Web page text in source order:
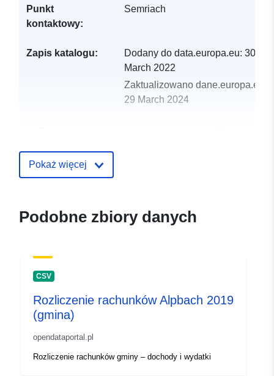
Punkt
kontaktowy:
Semriach
Zapis katalogu: Dodany do data.europa.eu: 30
March 2022
Zaktualizowano dane.europa.eu:
29 March 2024
Pokaż więcej
Podobne zbiory danych
CSV
Rozliczenie rachunków Alpbach 2019
(gmina)
opendataportal.pl
Rozliczenie rachunków gminy – dochody i wydatki